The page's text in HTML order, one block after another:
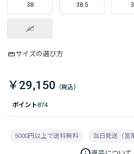
ポイント874
38 38.5
40
サイズの選び方
￥29,150
5000円以上で送料無料 当日発送（営